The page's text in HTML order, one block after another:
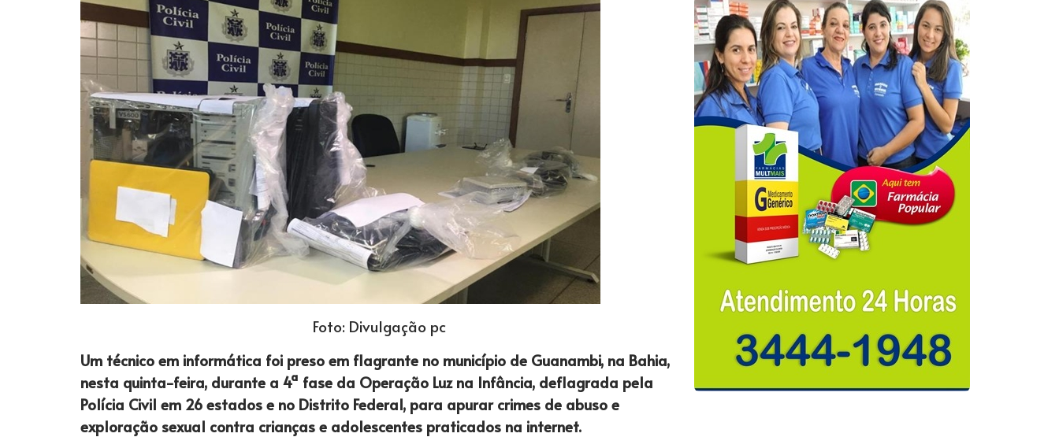
Foto: Divulgação pc
Um técnico em informática foi preso em flagrante no município de Guanambi, na Bahia,
nesta quinta-feira, durante a 4ª fase da Operação Luz na Infância, deflagrada pela
Polícia Civil em 26 estados e no Distrito Federal, para apurar crimes de abuso e
exploração sexual contra crianças e adolescentes praticados na internet.